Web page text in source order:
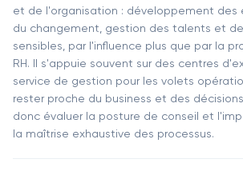
et de l'organisation : développement des
du changement, gestion des talents et
sensibles, par l'influence plus que par la
RH. Il s'appuie souvent sur des centres
service de gestion pour les volets
rester proche du business et des
donc évaluer la posture de conseil et
la maîtrise exhaustive des processus.